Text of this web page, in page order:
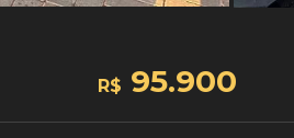
R$ 95.900